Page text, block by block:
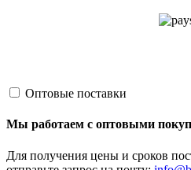
Оптовые поставки
Мы работаем с оптовыми
Для получения цены и сроков